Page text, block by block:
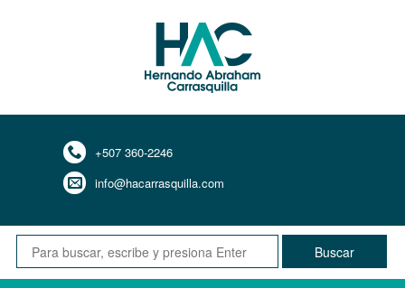
+507 360-2246
info@hacarrasquilla.com
Buscar